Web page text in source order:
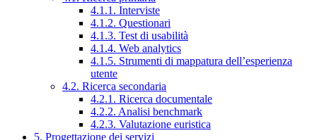
4.1.1. Interviste
4.1.2. Questionari
4.1.3. Test di usabilità
4.1.4. Web analytics
4.1.5. Strumenti di mappatura dell’esperienza
utente
4.2. Ricerca secondaria
4.2.1. Ricerca documentale
4.2.2. Analisi benchmark
4.2.3. Valutazione euristica
5. Progettazione dei servizi